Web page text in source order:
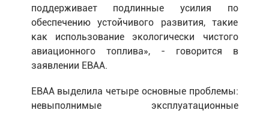
поддерживает подлинные усилия по
обеспечению устойчивого развития, такие
как использование экологически чистого
авиационного топлива», - говорится в
заявлении EBAA.
EBAA выделила четыре основные проблемы:
невыполнимые эксплуатационные